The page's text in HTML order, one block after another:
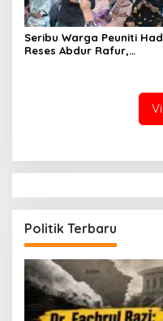
Seribu Warga Peuniti
Reses Abdur Rafur,
Politik Terbaru